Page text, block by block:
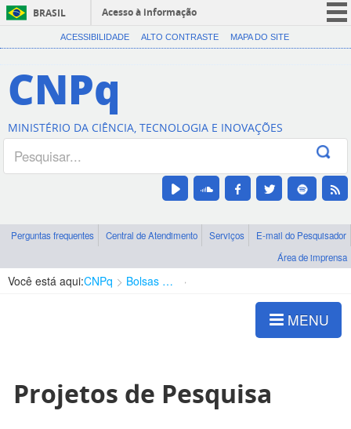
BRASIL
Acesso à informação
CORONAVÍRUS (COVID-19)
Canais
ACESSIBILIDADE ALTO CONTRASTE MAPA DO SITE
CNPq
MINISTÉRIO DA CIÊNCIA, TECNOLOGIA E INOVAÇÕES
Perguntas frequentes Central de Atendimento Serviços
E-mail do Pesquisador
Área de imprensa
Você está aqui:CNPq Bolsas e Auxílios Vigentes
MENU
Projetos de Pesquisa